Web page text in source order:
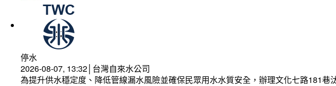
停水
2026-08-07, 13:32│台灣自來水公司
為提升供水穩定度、降低管線漏水風險並確保民眾用水水質安全，辦理文化七路181